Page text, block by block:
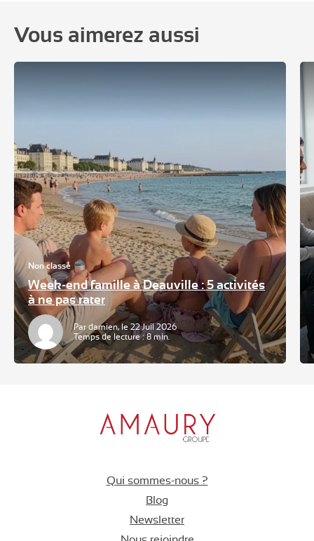
Vous aimerez aussi
Non classé
Week-end famille à Deauville : 5 activités
à ne pas rater
Par damien, le 22 Juil 2026
Temps de lecture : 8 min.
Qui sommes-nous ?
Blog
Newsletter